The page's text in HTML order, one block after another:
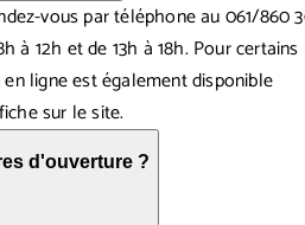
vous par téléphone au 061/860
à 12h et de 13h à 18h. Pour certains
ligne est également disponible
sur le site.
d'ouverture ?